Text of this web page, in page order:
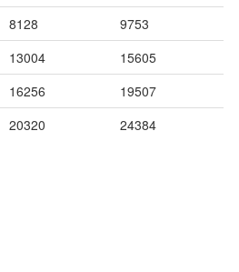
8128
9753
13004
15605
16256
19507
20320
24384